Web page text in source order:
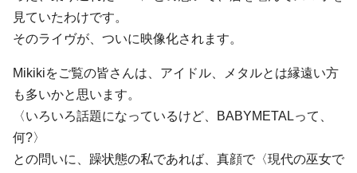
見ていたわけです。
そのライヴが、ついに映像化されます。
Mikikiをご覧の皆さんは、アイドル、メタルとは縁遠い方
も多いかと思います。
〈いろいろ話題になっているけど、BABYMETALって、
何?〉
との問いに、躁状態の私であれば、真顔で〈現代の巫女で